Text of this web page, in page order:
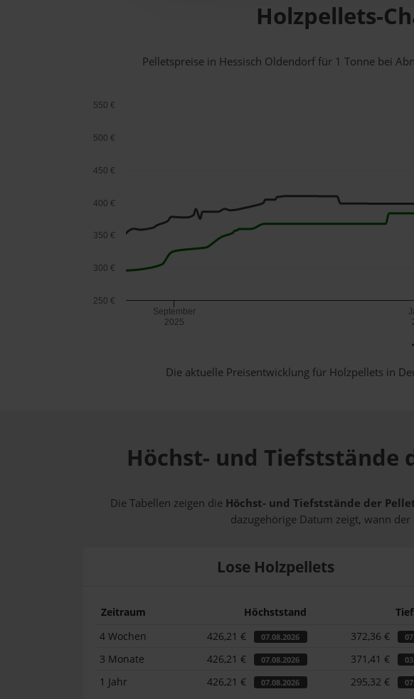
Holzpellets-
Pelletspreise in Hessisch Oldendorf für 1 Tonne bei
September
2025
250 €
300 €
350 €
400 €
450 €
500 €
550 €
Die aktuelle Preisentwicklung für Holzpellets in
Höchst- und Tiefststände
Die Tabellen zeigen die Höchst- und Tiefststände der
dazugehörige Datum zeigt, wann
Lose Holzpellets
Zeitraum Höchststand
4 Wochen
426,21 € 07.08.2026 372,36 €
3 Monate 426,21 € 07.08.2026 371,41 €
1 Jahr 426,21 € 07.08.2026 295,32 €